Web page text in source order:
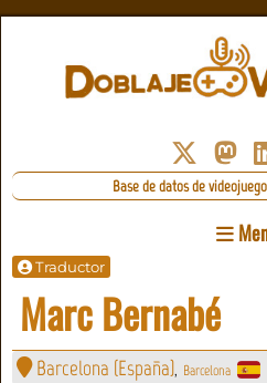
Base de datos de
Traductor
Marc Bernabé
Barcelona (España), Barcelona